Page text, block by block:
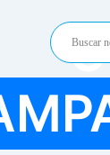
biênio
dos
da
do Tribunal